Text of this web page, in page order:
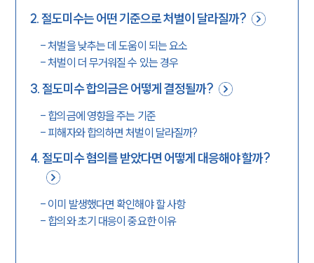
2.절도미수는 어떤 기준으로 처벌이 달라질까?
-처벌을 낮추는 데 도움이 되는 요소
-처벌이 더 무거워질 수 있는 경우
3.절도미수 합의금은 어떻게 결정될까?
- 합의금에 영향을 주는 기준
- 피해자와 합의하면 처벌이 달라질까?
4.절도미수 혐의를 받았다면 어떻게 대응해야 할까?
- 이미 발생했다면 확인해야 할 사항
- 합의와 초기 대응이 중요한 이유